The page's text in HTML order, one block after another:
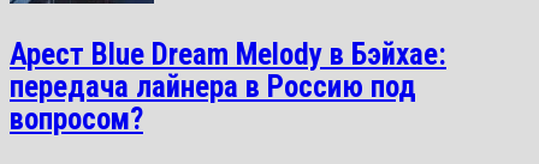
Арест Blue Dream Melody в Бэйхае:
передача лайнера в Россию под
вопросом?